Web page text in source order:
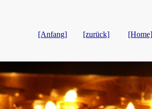
[Anfang] [zurück] [Home]